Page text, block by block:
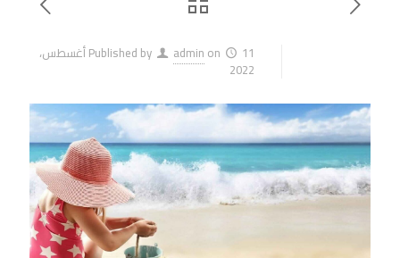
Published by admin on 11 أغسطس،
2022